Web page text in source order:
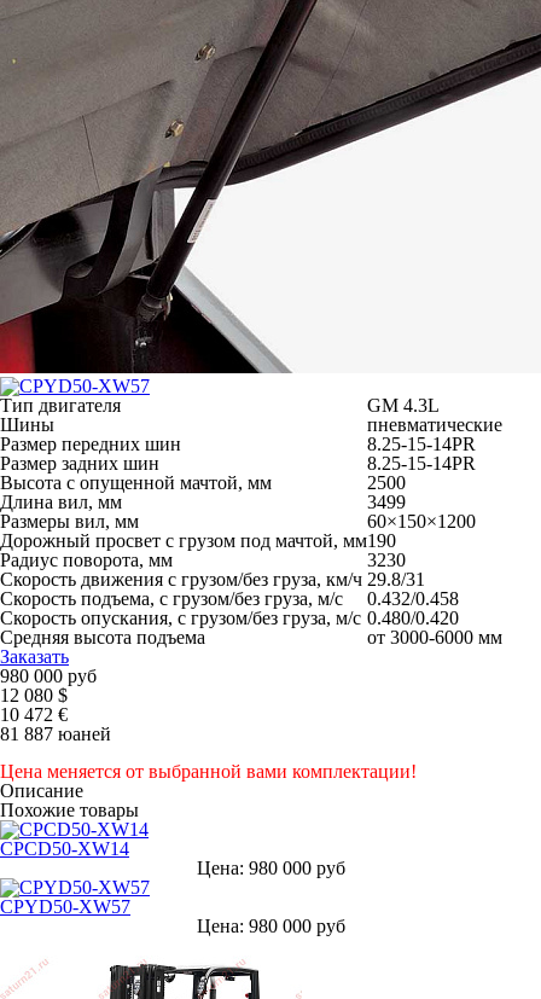
Тип двигателя
GM 4.3L
Шины
пневматические
Размер передних шин
8.25-15-14PR
Размер задних шин
8.25-15-14PR
Высота с опущенной мачтой, мм
2500
Длина вил, мм
3499
Размеры вил, мм
60×150×1200
Дорожный просвет с грузом под мачтой, мм190
Радиус поворота, мм
3230
Скорость движения с грузом/без груза, км/ч 29.8/31
Скорость подъема, с грузом/без груза, м/с
0.432/0.458
Скорость опускания, с грузом/без груза, м/с 0.480/0.420
Средняя высота подъема
от 3000-6000 мм
Заказать
980 000 руб
12 080 $
10 472 €
81 887 юаней
Цена меняется от выбранной вами комплектации!
Описание
Похожие товары
CPCD50-XW14
Цена: 980 000 руб
CPYD50-XW57
Цена: 980 000 руб